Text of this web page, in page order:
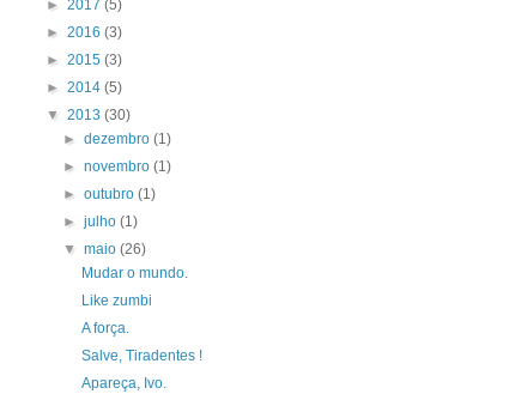
► 2017 (5)
► 2016 (3)
► 2015 (3)
► 2014 (5)
▼ 2013 (30)
►dezembro(1)
►novembro(1)
►outubro(1)
►julho(1)
▼maio(26)
Mudar o mundo.
Like zumbi
A força.
Salve, Tiradentes !
Apareça, Ivo.